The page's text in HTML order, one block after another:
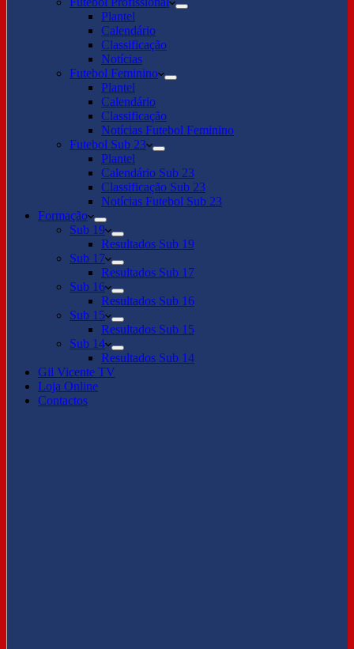
Plantel
Calendário
Classificação
Notícias
Futebol Feminino
Plantel
Calendário
Classificação
Notícias Futebol Feminino
Futebol Sub 23
Plantel
Calendário Sub 23
Classificação Sub 23
Notícias Futebol Sub 23
Formação
Sub 19
Resultados Sub 19
Sub 17
Resultados Sub 17
Sub 16
Resultados Sub 16
Sub 15
Resultados Sub 15
Sub 14
Resultados Sub 14
Gil Vicente TV
Loja Online
Contactos